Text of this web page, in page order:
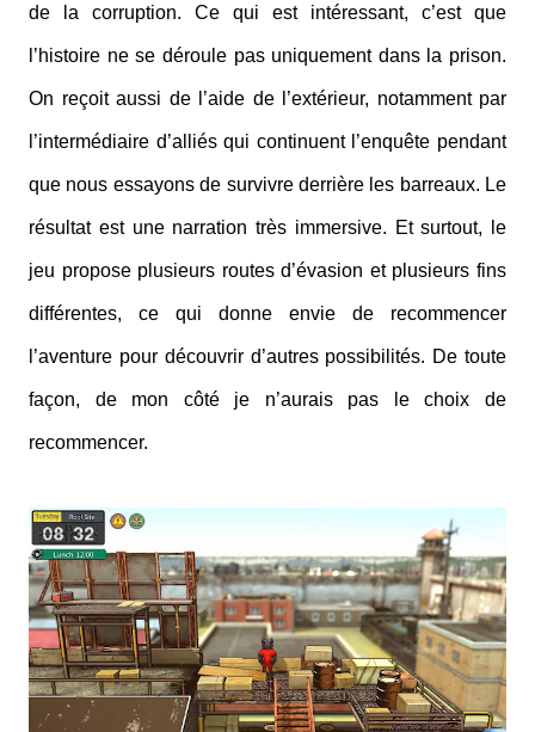
de la corruption. Ce qui est intéressant, c’est que
l’histoire ne se déroule pas uniquement dans la prison.
On reçoit aussi de l’aide de l’extérieur, notamment par
l’intermédiaire d’alliés qui continuent l’enquête pendant
que nous essayons de survivre derrière les barreaux. Le
résultat est une narration très immersive. Et surtout, le
jeu propose plusieurs routes d’évasion et plusieurs fins
différentes, ce qui donne envie de recommencer
l’aventure pour découvrir d’autres possibilités. De toute
façon, de mon côté je n’aurais pas le choix de
recommencer.